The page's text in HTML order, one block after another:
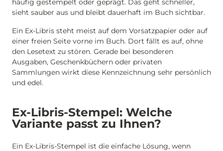
sieht sauber aus und bleibt dauerhaft im Buch sichtbar.
Ein Ex-Libris steht meist auf dem Vorsatzpapier oder auf
einer freien Seite vorne im Buch. Dort fällt es auf, ohne
den Lesetext zu stören. Gerade bei besonderen
Ausgaben, Geschenkbüchern oder privaten
Sammlungen wirkt diese Kennzeichnung sehr persönlich
und edel.
Ex-Libris-Stempel: Welche
Variante passt zu Ihnen?
Ein Ex-Libris-Stempel ist die einfache Lösung, wenn